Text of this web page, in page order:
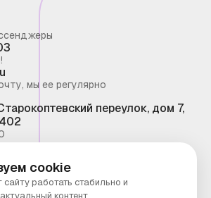
мы ее регулярно
переулок, дом 7,
Смс рассылка 2026 ©
материалов сайта без
cookie
работать стабильно и
контент